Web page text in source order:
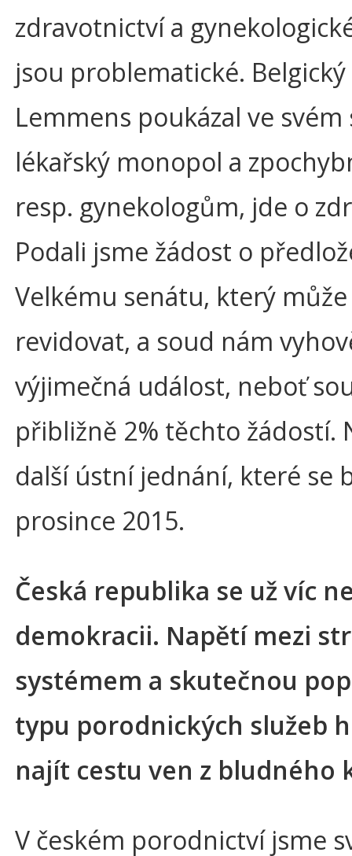
zdravotnictví a
jsou problematické.
Lemmens poukázal ve
lékařský monopol a
resp. gynekologům, jde o
Podali jsme žádost o
Velkému senátu, který
revidovat, a soud nám
výjimečná událost, neboť
přibližně 2% těchto žádostí.
další ústní jednání, které se
prosince 2015.
Česká republika se už víc
demokracii. Napětí mezi
systémem a skutečnou
typu porodnických služeb
najít cestu ven z bludného
V českém porodnictví jsme